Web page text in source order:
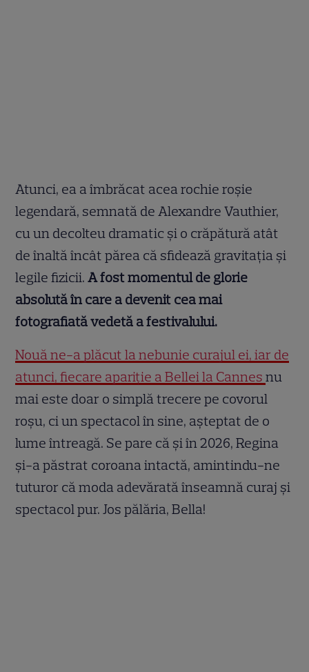
Atunci, ea a îmbrăcat acea rochie roșie
legendară, semnată de Alexandre Vauthier,
cu un decolteu dramatic și o crăpătură atât
de înaltă încât părea că sfidează gravitația și
legile fizicii.A fost momentul de glorie
absolută în care a devenit cea mai
fotografiată vedetă a festivalului.
Nouă ne-a plăcut la nebunie curajul ei, iar de
atunci, fiecare apariție a Bellei la Cannesnu
mai este doar o simplă trecere pe covorul
roșu, ci un spectacol în sine, așteptat de o
lume întreagă. Se pare că și în 2026, Regina
și-a păstrat coroana intactă, amintindu-ne
tuturor că moda adevărată înseamnă curaj și
spectacol pur. Jos pălăria, Bella!